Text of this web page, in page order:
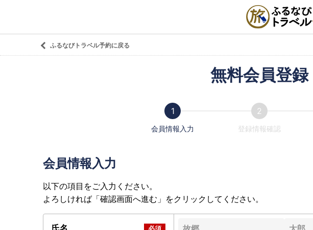
ふるなびトラベル予約に戻る
無料会員登録
会員情報入力 登録情報確認
会員情報入力
以下の項目をご入力ください。
よろしければ「確認画面へ進む」をクリックしてください。
氏名